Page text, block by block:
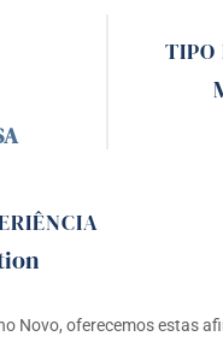
TIPO
Novo, oferecemos estas